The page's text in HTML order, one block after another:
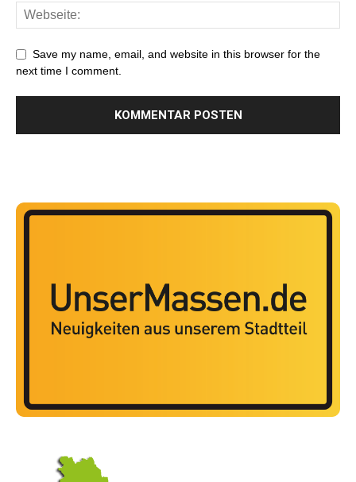
Save my name, email, and website in this browser for the
next time I comment.